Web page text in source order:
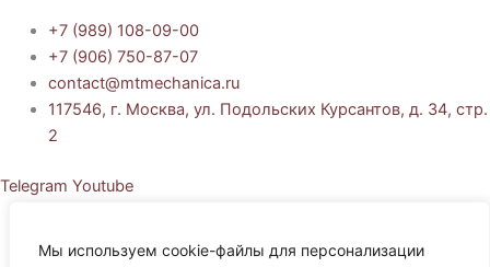
Мы используем cookie-файлы для персонализации
+7 (989) 108-09-00
+7 (906) 750-87-07
contact@mtmechanica.ru
117546, г. Москва, ул. Подольских Курсантов, д. 34, стр.
2
Telegram Youtube